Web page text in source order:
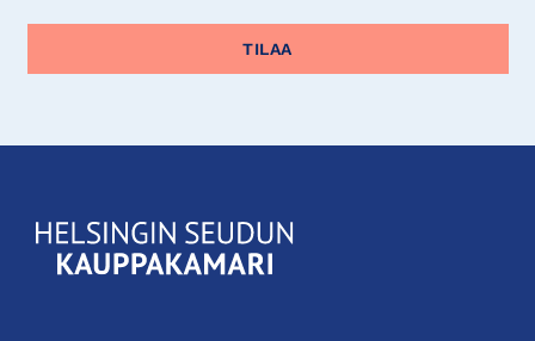
KauppakamariHelsingin
seudun